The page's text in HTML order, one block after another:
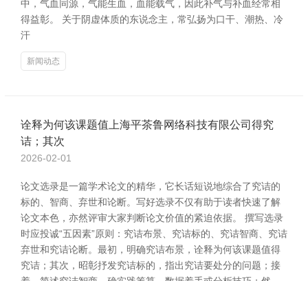
中，气血同源，气能生血，血能载气，因此补气与补血经常相
得益彰。 关于阴虚体质的东说念主，常弘扬为口干、潮热、冷
汗
新闻动态
诠释为何该课题值上海平茶鲁网络科技有限公司得究
诘；其次
2026-02-01
论文选录是一篇学术论文的精华，它长话短说地综合了究诘的
标的、智商、弃世和论断。写好选录不仅有助于读者快速了解
论文本色，亦然评审大家判断论文价值的紧迫依据。 撰写选录
时应投诚“五因素”原则：究诘布景、究诘标的、究诘智商、究诘
弃世和究诘论断。最初，明确究诘布景，诠释为何该课题值得
究诘；其次，昭彰抒发究诘标的，指出究诘要处分的问题；接